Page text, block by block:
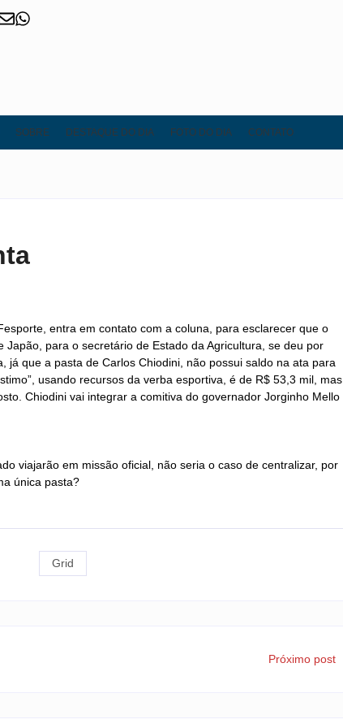
SOBRE DESTAQUE DO DIA FOTO DO DIA CONTATO
entra em contato com a coluna, para esclarecer que o
Japão, para o secretário de Estado da Agricultura, se deu por
já que a pasta de Carlos Chiodini, não possui saldo na ata para
usando recursos da verba esportiva, é de R$ 53,3 mil, mas
Chiodini vai integrar a comitiva do governador Jorginho Mello
viajarão em missão oficial, não seria o caso de centralizar, por
única pasta?
Grid
Próximo post